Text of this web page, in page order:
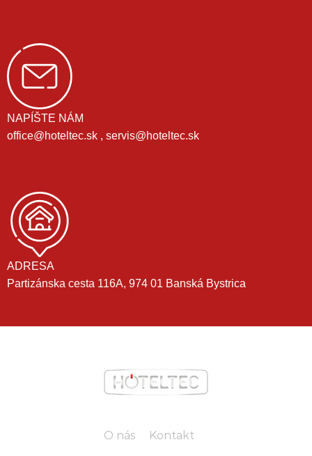
NAPÍŠTE NÁM
office@hoteltec.sk , servis@hoteltec.sk
ADRESA
Partizánska cesta 116A, 974 01 Banská Bystrica
O nás Kontakt